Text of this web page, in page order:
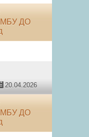
МБУ ДО
20.04.2026
МБУ ДО